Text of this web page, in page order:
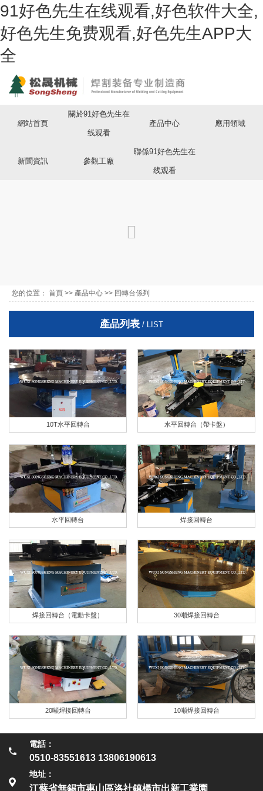
91好色先生在线观看,好色软件大全,
好色先生免费观看,好色先生APP大
全
網站首頁
關於91好色先生在
线观看
產品中心 應用領域
新聞資訊 參觀工廠
聯係91好色先生在
线观看
您的位置： 首頁 >> 產品中心 >> 回轉台係列
產品列表 / LIST
10T水平回轉台 水平回轉台（帶卡盤）
水平回轉台 焊接回轉台
焊接回轉台（電動卡盤） 30噸焊接回轉台
20噸焊接回轉台 10噸焊接回轉台
電話：
0510-83551613 13806190613
地址：
江蘇省無錫市惠山區洛社鎮楊市出新工業園